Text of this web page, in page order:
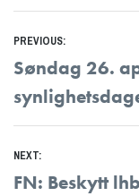
PREVIOUS:
Previous
post:
Søndag 26.
NEXT:
Next
FN: Beskytt